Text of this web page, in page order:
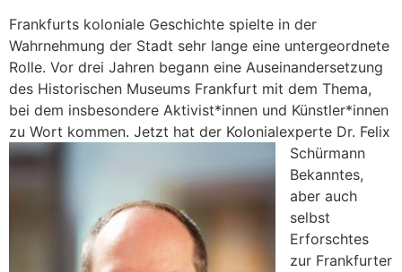
Frankfurts koloniale Geschichte spielte in der
Wahrnehmung der Stadt sehr lange eine untergeordnete
Rolle. Vor drei Jahren begann eine Auseinandersetzung
des Historischen Museums Frankfurt mit dem Thema,
bei dem insbesondere Aktivist*innen und Künstler*innen
zu Wort kommen. Jetzt hat der Kolonialexperte Dr. Felix
Schürmann
Bekanntes,
aber auch
selbst
Erforschtes
zur Frankfurter